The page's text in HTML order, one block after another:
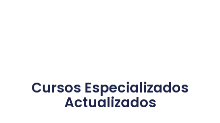
Cursos Especializados
Actualizados